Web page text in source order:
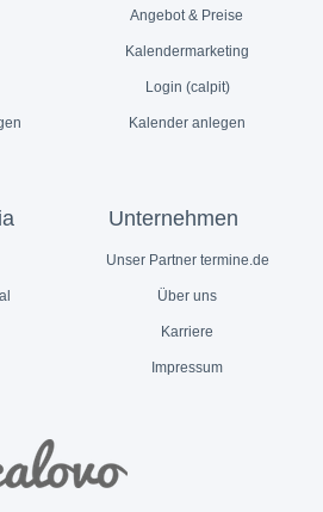
Angebot & Preise
Kalendermarketing
Login (calpit)
Kalender anlegen
Unternehmen
Unser Partner termine.de
Über uns
Karriere
Impressum